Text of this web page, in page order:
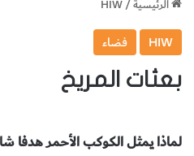
الرئيسية/
HIW
HIW فضاء
بعثات المريخ
لماذا يمثل الكوكب الأحمر هدفا